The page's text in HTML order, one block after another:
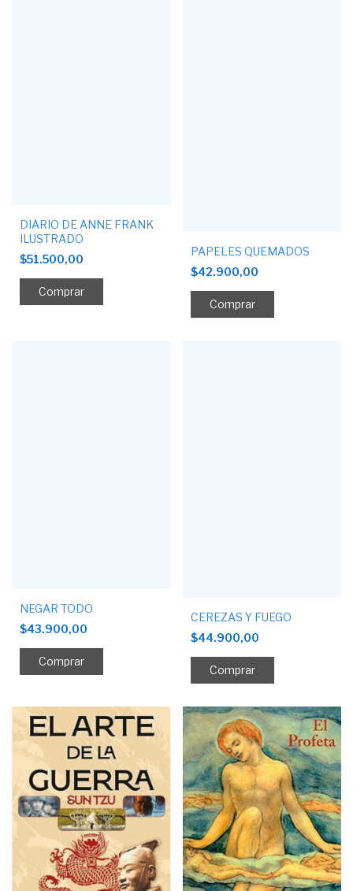
DIARIO DE ANNE FRANK
ILUSTRADO
$51.500,00
PAPELES QUEMADOS
$42.900,00
NEGAR TODO
$43.900,00
CEREZAS Y FUEGO
$44.900,00